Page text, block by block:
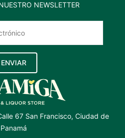
NEWSLETTER
ENVIAR
67 San Francisco, Ciudad de
Panamá